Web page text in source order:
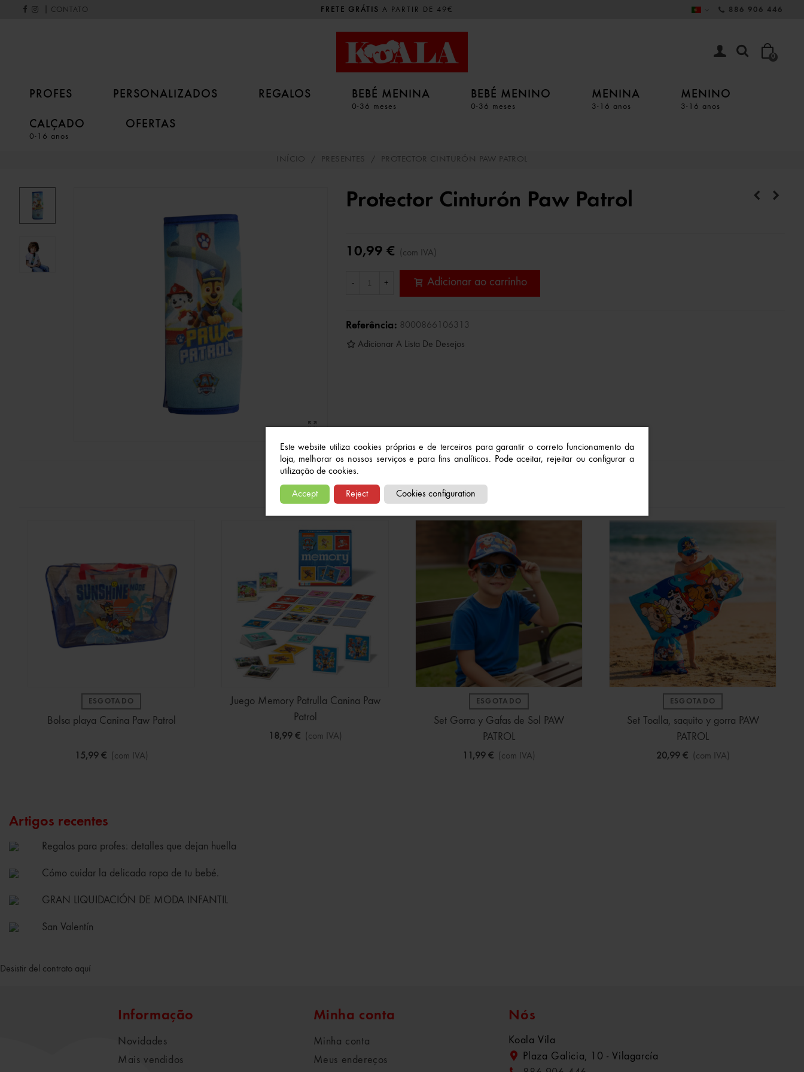
Este website utiliza cookies próprias e de terceiros para garantir o correto funcionamento da
loja, melhorar os nossos serviços e para fins analíticos. Pode aceitar, rejeitar ou configurar a
utilização de cookies.
Accept Reject Cookies configuration
CONTATO FRETE GRÁTIS A PARTIR DE 49€ 886 906 446
0
PROFES PERSONALIZADOS REGALOS BEBÉ MENINA
0-36 meses
BEBÉ MENINO
0-36 meses
MENINA
3-16 anos
MENINO
3-16 anos
CALÇADO
0-16 anos
OFERTAS
INÍCIO / PRESENTES / PROTECTOR CINTURÓN PAW PATROL
Protector Cinturón Paw Patrol
10,99 € (com IVA)
- + Adicionar ao carrinho
Referência: 8000866106313
Adicionar A Lista De Desejos
Produtos relacionados
ESGOTADO
Bolsa playa Canina Paw Patrol
15,99 € (com IVA)
Juego Memory Patrulla Canina Paw
Patrol
18,99 € (com IVA)
ESGOTADO
Set Gorra y Gafas de Sol PAW
PATROL
11,99 € (com IVA)
ESGOTADO
Set Toalla, saquito y gorra PAW
PATROL
20,99 € (com IVA)
Artigos recentes
Regalos para profes: detalles que dejan huella
Cómo cuidar la delicada ropa de tu bebé.
GRAN LIQUIDACIÓN DE MODA INFANTIL
San Valentín
Desistir del contrato aquí
Informação
Novidades
Mais vendidos
Minha conta
Minha conta
Meus endereços
Nós
Koala Vila
Plaza Galicia, 10 - Vilagarcía